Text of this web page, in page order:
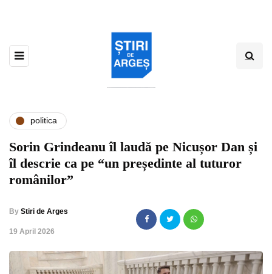
politica
Sorin Grindeanu îl laudă pe Nicușor Dan și
îl descrie ca pe “un președinte al tuturor
românilor”
By Stiri de Arges
,19 April 2026